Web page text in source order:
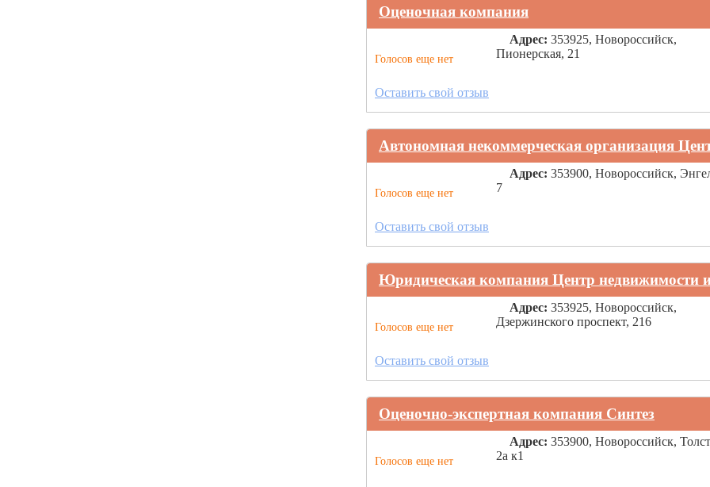
Оценочная компания
Голосов еще нет
Адрес: 353925, Новороссийск,
Пионерская, 21
Оставить свой отзыв
Автономная некоммерческая организация
Голосов еще нет
Адрес: 353900, Новороссийск,
7
Оставить свой отзыв
Юридическая компания Центр недвижимости
Голосов еще нет
Адрес: 353925, Новороссийск,
Дзержинского проспект, 216
Оставить свой отзыв
Оценочно-экспертная компания Синтез
Голосов еще нет
Адрес: 353900, Новороссийск,
2а к1